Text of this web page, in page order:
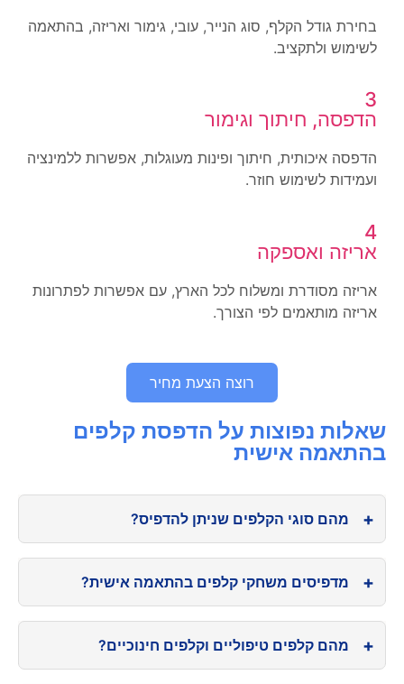
בחירת גודל הקלף, סוג הנייר, עובי, גימור ואריזה, בהתאמה
לשימוש ולתקציב.
3
הדפסה, חיתוך וגימור
הדפסה איכותית, חיתוך ופינות מעוגלות, אפשרות ללמינציה
ועמידות לשימוש חוזר.
4
אריזה ואספקה
אריזה מסודרת ומשלוח לכל הארץ, עם אפשרות לפתרונות
אריזה מותאמים לפי הצורך.
רוצה הצעת מחיר
שאלות נפוצות על הדפסת קלפים
בהתאמה אישית
מהם סוגי הקלפים שניתן להדפיס?
בדפוס איכות ניתן להדפיס מגוון רחב של קלפים
בהתאמה אישית מלאה: קלפים למשחקים,קלפים
טיפוליים, קלפים חינוכיים, קלפי הדרכה, קלפי
שאלות–תשובות, קלפים שיווקיים ועוד.
ההדפסה מתאימה ליוצרים פרטיים, מטפלים, אנשי
מדפיסים משחקי קלפים בהתאמה אישית?
אנו מתמחיםבהדפסת משחקי קלפים: משחקי זיכרון,
רביעיות, משחקי משפחה, משחקי למידה ומשחקי
מסיבה.ניתן להפיק משחק קלפים מלא – כולל הקלפים
מהם קלפים טיפוליים וקלפים חינוכיים?